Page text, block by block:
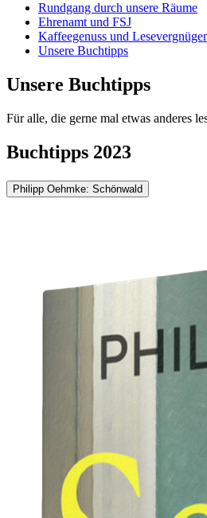
Rundgang durch unsere Räume
Ehrenamt und FSJ
Kaffeegenuss und
Unsere Buchtipps
Unsere Buchtipps
Für alle, die gerne mal etwas anderes
Buchtipps 2023
Philipp Oehmke: Schönwald